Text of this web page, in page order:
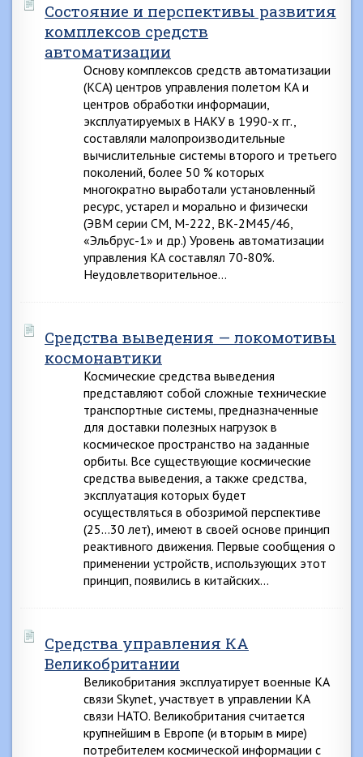
Состояние и перспективы развития
комплексов средств
автоматизации
Основу комплексов средств автоматизации
(КСА) центров управления полетом КА и
центров обработки информации,
эксплуатируемых в НАКУ в 1990-х гг.,
составляли малопроизводительные
вычислительные системы второго и третьего
поколений, более 50 % которых
многократно выработали установленный
ресурс, устарел и морально и физически
(ЭВМ серии СМ, М-222, ВК-2М45/46,
«Эльбрус-1» и др.) Уровень автоматизации
управления КА составлял 70-80%.
Неудовлетворительное…
Средства выведения — локомотивы
космонавтики
Космические средства выведения
представляют собой сложные технические
транспортные системы, предназначенные
для доставки полезных нагрузок в
космическое пространство на заданные
орбиты. Все существующие космические
средства выведения, а также средства,
эксплуатация которых будет
осуществляться в обозримой перспективе
(25…30 лет), имеют в своей основе принцип
реактивного движения. Первые сообщения о
применении устройств, использующих этот
принцип, появились в китайских…
Средства управления КА
Великобритании
Великобритания эксплуатирует военные КА
связи Skynet, участвует в управлении КА
связи НАТО. Великобритания считается
крупнейшим в Европе (и вторым в мире)
потребителем космической информации с